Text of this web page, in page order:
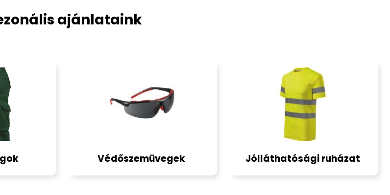
ajánlataink
Védőszemüvegek Jólláthatósági ruházat